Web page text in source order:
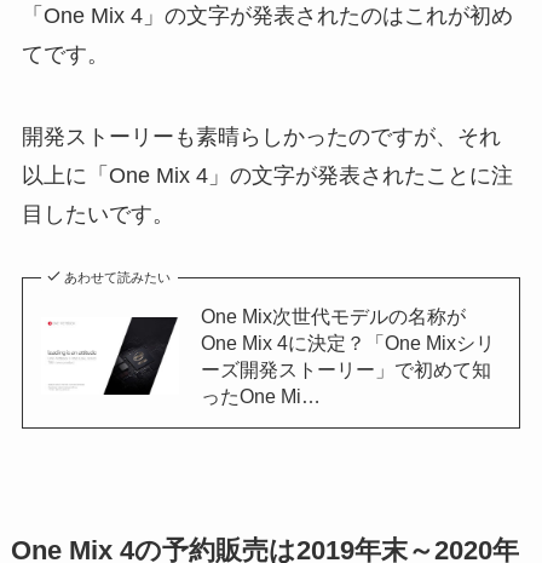
「One Mix 4」の文字が発表されたのはこれが初め
てです。
開発ストーリーも素晴らしかったのですが、それ
以上に「One Mix 4」の文字が発表されたことに注
目したいです。
あわせて読みたい
One Mix次世代モデルの名称が
One Mix 4に決定？「One Mixシリ
ーズ開発ストーリー」で初めて知
ったOne Mi…
One Mix 4の予約販売は2019年末～2020年